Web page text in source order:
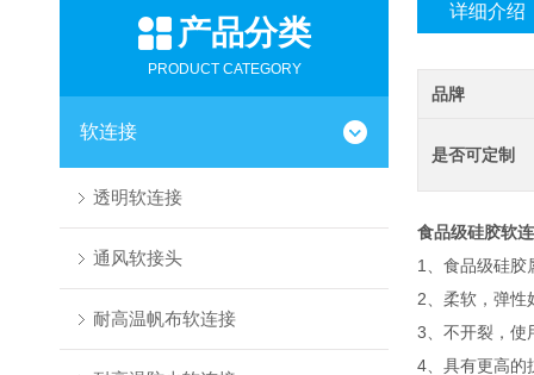
产品分类
PRODUCT CATEGORY
软连接
透明软连接
通风软接头
耐高温帆布软连接
详细介绍
品牌
是否可定制
食品级硅胶软
1、食品级硅胶
2、柔软，弹性
3、不开裂，使
4、具有更高的